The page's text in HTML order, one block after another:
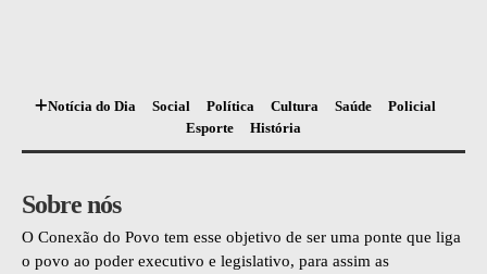
Notícia do Dia Social Política Cultura Saúde
Policial
Esporte
História
Sobre nós
O Conexão do Povo tem esse objetivo de ser uma ponte que liga
o povo ao poder executivo e legislativo, para assim as